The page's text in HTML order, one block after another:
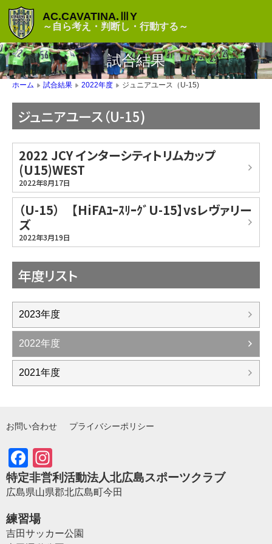
AC.CAVATINA.ⅢY
～自ら考え・判断し・行動する～
試合結果
ホーム ▶ 試合結果 ▶ 2022年度 ▶ ジュニアユース（U-15)
ジュニアユース（U-15)
2022 JCY インターシティトリムカップ
(U15)WEST
2022年8月17日
（U-15） 【HiFAﾕｰｽﾘｰｸﾞU-15】vsレヴァリー
ズ
2022年3月19日
年度リスト
2023年度
2022年度
2021年度
お問い合わせ プライバシーポリシー
Facebook
特定非営利活動法人北広島スポーツクラブ
広島県山県郡北広島町今田
練習場
吉田サッカー公園